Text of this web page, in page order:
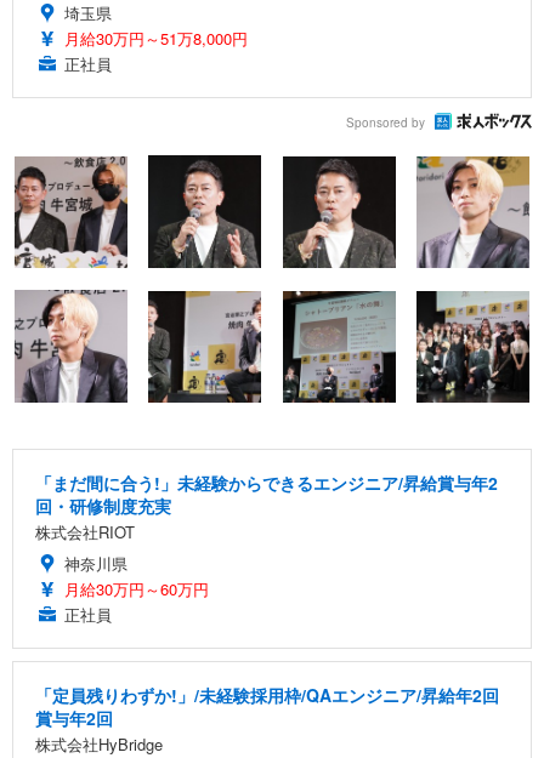
埼玉県
月給30万円～51万8,000円
正社員
Sponsored by
「まだ間に合う!」未経験からできるエンジニア/昇給賞与年2
回・研修制度充実
株式会社RIOT
神奈川県
月給30万円～60万円
正社員
「定員残りわずか!」/未経験採用枠/QAエンジニア/昇給年2回
賞与年2回
株式会社HyBridge